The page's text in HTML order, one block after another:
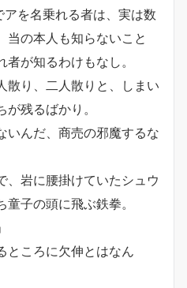
を名乗れる者は、実は数
当の本人も知らないこと
が知るわけもなし。
り、二人散りと、しまい
残るばかり。
いんだ、商売の邪魔するな
岩に腰掛けていたシュウ
子の頭に飛ぶ鉄拳。
ところに欠伸とはなん